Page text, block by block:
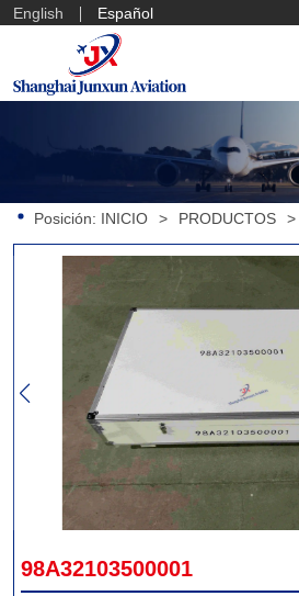
English Español
Posición: INICIO > PRODUCTOS >
98A32103500001